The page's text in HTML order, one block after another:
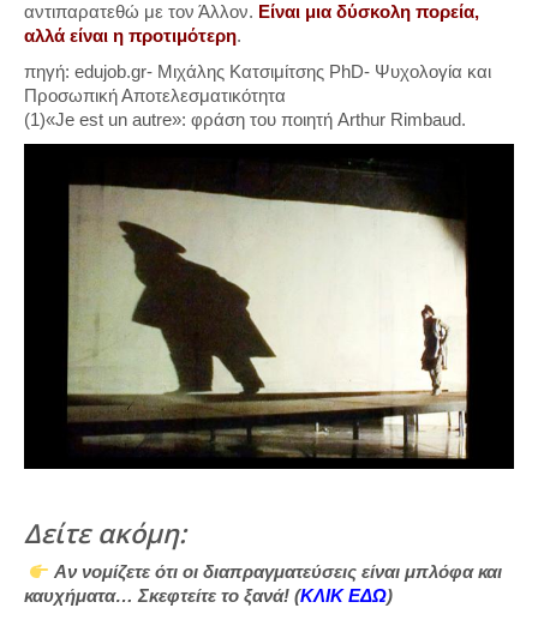
αντιπαρατεθώ με τον Άλλον. Είναι μια δύσκολη πορεία,
αλλά είναι η προτιμότερη.
πηγή: edujob.gr- Μιχάλης Κατσιμίτσης PhD- Ψυχολογία και
Προσωπική Αποτελεσματικότητα
(1)«Je est un autre»: φράση του ποιητή Arthur Rimbaud.
Δείτε ακόμη:
Αν νομίζετε ότι οι διαπραγματεύσεις είναι μπλόφα και
καυχήματα… Σκεφτείτε το ξανά! (ΚΛΙΚ ΕΔΩ)